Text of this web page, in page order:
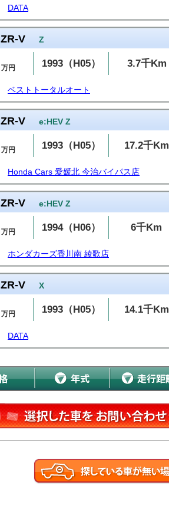
DATA
ZR-V Z
万円 1993（H05） 3.7千Km
ベストトータルオート
ZR-V e:HEV Z
万円 1993（H05） 17.2千Km
Honda Cars 愛媛北 今治バイパス店
ZR-V e:HEV Z
万円 1994（H06） 6千Km
ホンダカーズ香川南 綾歌店
ZR-V X
万円 1993（H05） 14.1千Km
DATA